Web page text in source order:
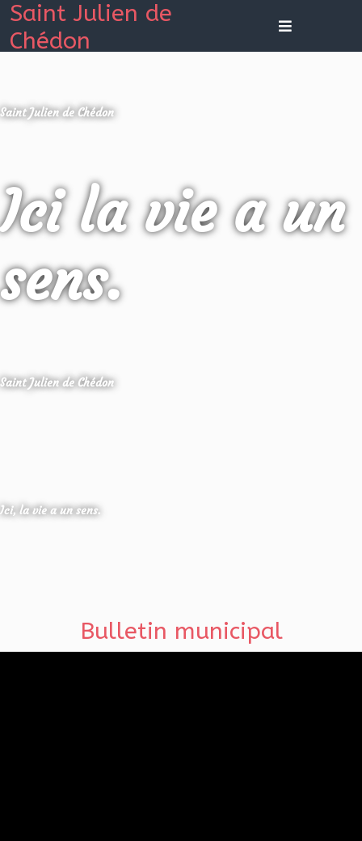
Saint Julien de
Chédon
Saint Julien de Chédon
Ici la vie a un
sens.
Saint Julien de Chédon
Ici, la vie a un sens.
Bulletin municipal